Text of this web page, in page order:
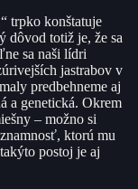
trpko konštatuje
dôvod totiž je, že sa
sa naši lídri
jastrabov v
predbehneme aj
a genetická. Okrem
– možno si
ktorú mu
postoj je aj